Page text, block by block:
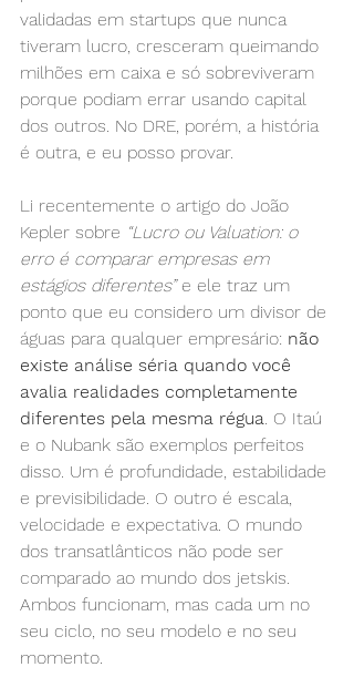
validadas em startups que nunca
tiveram lucro, cresceram queimando
milhões em caixa e só sobreviveram
porque podiam errar usando capital
dos outros. No DRE, porém, a história
é outra, e eu posso provar.
Li recentemente o artigo do João
Kepler sobre “Lucro ou Valuation: o
erro é comparar empresas em
estágios diferentes” e ele traz um
ponto que eu considero um divisor de
águas para qualquer empresário: não
existe análise séria quando você
avalia realidades completamente
diferentes pela mesma régua . O Itaú
e o Nubank são exemplos perfeitos
disso. Um é profundidade, estabilidade
e previsibilidade. O outro é escala,
velocidade e expectativa. O mundo
dos transatlânticos não pode ser
comparado ao mundo dos jetskis.
Ambos funcionam, mas cada um no
seu ciclo, no seu modelo e no seu
momento.